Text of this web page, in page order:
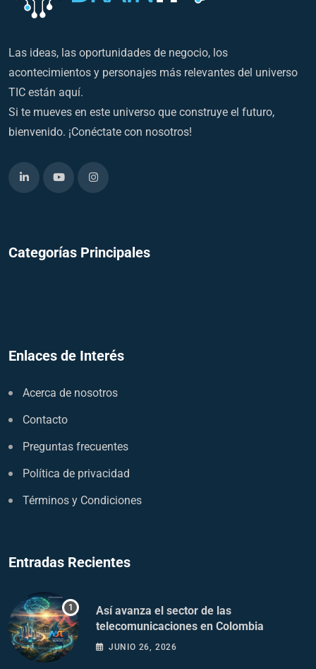
Las ideas, las oportunidades de negocio, los
acontecimientos y personajes más relevantes del universo
TIC están aquí.
Si te mueves en este universo que construye el futuro,
bienvenido. ¡Conéctate con nosotros!
Categorías Principales
Enlaces de Interés
Acerca de nosotros
Contacto
Preguntas frecuentes
Política de privacidad
Términos y Condiciones
Entradas Recientes
Así avanza el sector de las
telecomunicaciones en Colombia
JUNIO 26, 2026